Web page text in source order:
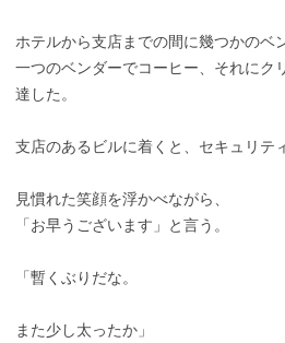
ホテルから支店までの間に幾つかのベ
一つのベンダーでコーヒー、それにク
達した。
支店のあるビルに着くと、セキュリテ
見慣れた笑顔を浮かべながら、
「お早うございます」と言う。
「暫くぶりだな。
また少し太ったか」